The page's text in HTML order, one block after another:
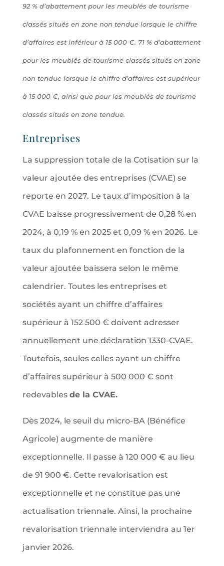
92 % d’abattement pour les meublés de tourisme
classés situés en zone non tendue lorsque le chiffre
d’affaires est inférieur à 15 000 €. 71 % d’abattement
pour les meublés de tourisme classés situés en zone
non tendue lorsque le chiffre d’affaires est supérieur
à 15 000 €, ainsi que pour les meublés de tourisme
classés situés en zone tendue.
Entreprises
La suppression totale de la Cotisation sur la
valeur ajoutée des entreprises (CVAE) se
reporte en 2027. Le taux d’imposition à la
CVAE baisse progressivement de 0,28 % en
2024, à 0,19 % en 2025 et 0,09 % en 2026. Le
taux du plafonnement en fonction de la
valeur ajoutée baissera selon le même
calendrier. Toutes les entreprises et
sociétés ayant un chiffre d’affaires
supérieur à 152 500 € doivent adresser
annuellement une déclaration 1330-CVAE.
Toutefois, seules celles ayant un chiffre
d’affaires supérieur à 500 000 € sont
redevables de la CVAE.
Dès 2024, le seuil du micro-BA (Bénéfice
Agricole) augmente de manière
exceptionnelle. Il passe à 120 000 € au lieu
de 91 900 €. Cette revalorisation est
exceptionnelle et ne constitue pas une
actualisation triennale. Ainsi, la prochaine
revalorisation triennale interviendra au 1er
janvier 2026.